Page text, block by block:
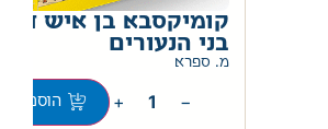
קומיקסבא בן איש חי
בני הנעורים
מ. ספרא
−
+ הוספה